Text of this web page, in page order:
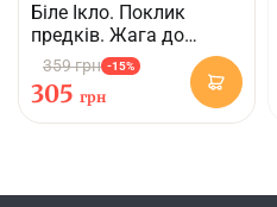
Біле Ікло. Поклик
предків. Жага до
життя
359 грн -15%
305 грн